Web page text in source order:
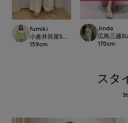
fumiki
小倉井筒屋SUPERIOR CLOSET
159cm
Jinda
広島三越
170cm
スタ